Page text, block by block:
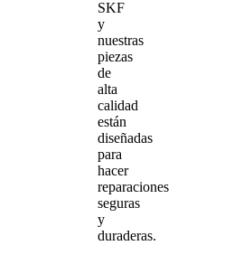
SKF
y
nuestras
piezas
de
alta
calidad
están
diseñadas
para
hacer
reparaciones
seguras
y
duraderas.